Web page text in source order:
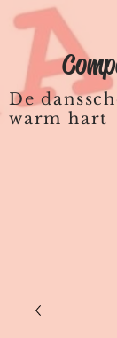
De
warm hart